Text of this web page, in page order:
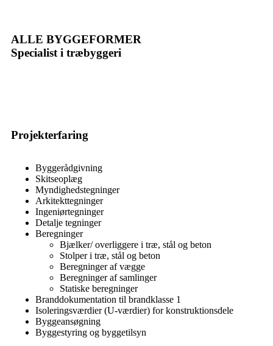
ALLE BYGGEFORMER
Specialist i træbyggeri
Projekterfaring
Byggerådgivning
Skitseoplæg
Myndighedstegninger
Arkitekttegninger
Ingeniørtegninger
Detalje tegninger
Beregninger
Bjælker/ overliggere i træ, stål og beton
Stolper i træ, stål og beton
Beregninger af vægge
Beregninger af samlinger
Statiske beregninger
Branddokumentation til brandklasse 1
Isoleringsværdier (U-værdier) for konstruktionsdele
Byggeansøgning
Byggestyring og byggetilsyn